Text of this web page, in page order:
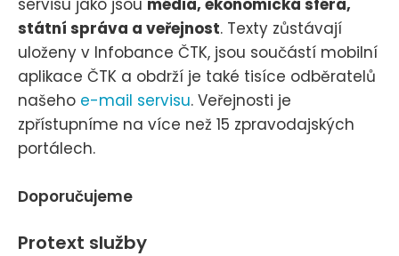
státní správa a veřejnost. Texty zůstávají
uloženy v Infobance ČTK, jsou součástí mobilní
aplikace ČTK a obdrží je také tisíce odběratelů
našeho e-mail servisu. Veřejnosti je
zpřístupníme na více než 15 zpravodajských
portálech.
Doporučujeme
Protext služby